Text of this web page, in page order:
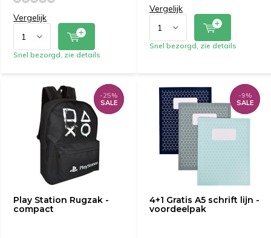
Vergelijk
Snel bezorgd, zie details
Vergelijk
Snel bezorgd, zie details
Play Station Rugzak -
compact
-25%
SALE
-25%
SALE
4+1 Gratis A5 schrift lijn -
voordeelpak
-9%
SALE
-9%
SALE